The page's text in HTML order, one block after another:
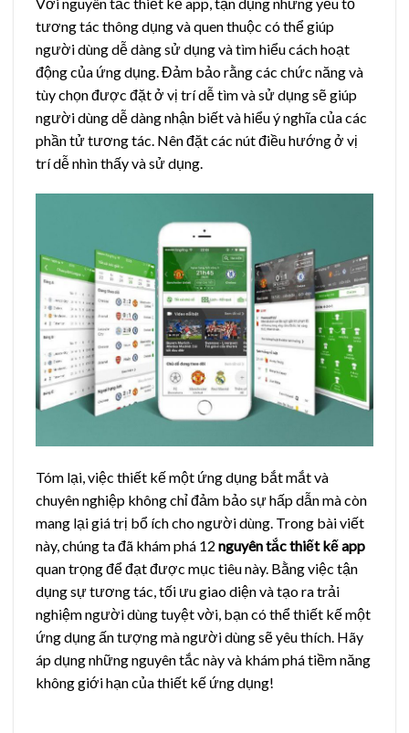
tương tác thông dụng và quen thuộc có thể giúp
người dùng dễ dàng sử dụng và tìm hiểu cách hoạt
động của ứng dụng. Đảm bảo rằng các chức năng và
tùy chọn được đặt ở vị trí dễ tìm và sử dụng sẽ giúp
người dùng dễ dàng nhận biết và hiểu ý nghĩa của các
phần tử tương tác. Nên đặt các nút điều hướng ở vị
trí dễ nhìn thấy và sử dụng.
Tóm lại, việc thiết kế một ứng dụng bắt mắt và
chuyên nghiệp không chỉ đảm bảo sự hấp dẫn mà còn
mang lại giá trị bổ ích cho người dùng. Trong bài viết
này, chúng ta đã khám phá 12 nguyên tắc thiết kế app
quan trọng để đạt được mục tiêu này. Bằng việc tận
dụng sự tương tác, tối ưu giao diện và tạo ra trải
nghiệm người dùng tuyệt vời, bạn có thể thiết kế một
ứng dụng ấn tượng mà người dùng sẽ yêu thích. Hãy
áp dụng những nguyên tắc này và khám phá tiềm năng
không giới hạn của thiết kế ứng dụng!